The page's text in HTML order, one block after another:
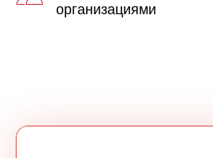
организациями